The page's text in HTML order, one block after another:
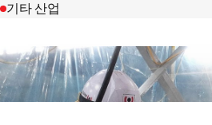
기타 산업